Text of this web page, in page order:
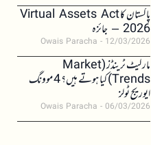
پاکستان کا Virtual Assets Act
2026 – جائزہ
Owais Paracha 12/03/2026
مارکیٹ ٹرینڈز (Market
Trends) کیا ہوتے ہیں؟ 4 موونگ
ایوریج ٹولز
Owais Paracha 06/03/2026